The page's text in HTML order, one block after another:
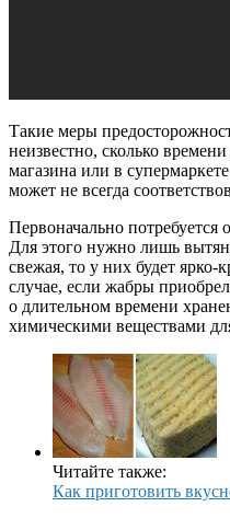
Такие меры
неизвестно, сколько
магазина или в
может не всегда
Первоначально потребуется
Для этого нужно лишь
свежая, то у них будет
случае, если жабры
о длительном времени
химическими веществами
Читайте также:
Как приготовить